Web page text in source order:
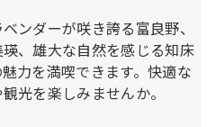
ンダーが咲き誇る富良野、
、雄大な自然を感じる知床
力を満喫できます。快適な
光を楽しみませんか。